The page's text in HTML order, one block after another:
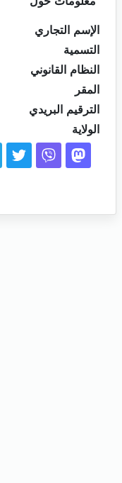
الإسم التجاري
التسمية
النظام القانوني
المقر
الترقيم البريدي
الولاية